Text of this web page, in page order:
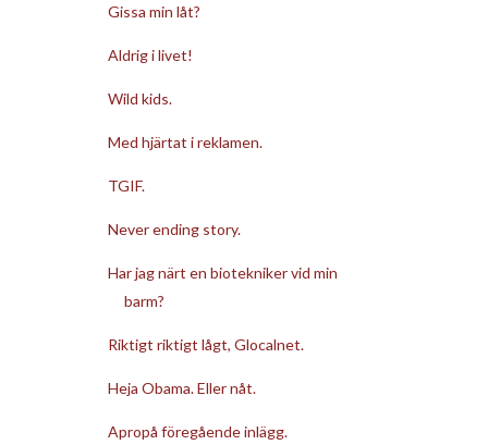
Gissa min låt?
Aldrig i livet!
Wild kids.
Med hjärtat i reklamen.
TGIF.
Never ending story.
Har jag närt en biotekniker vid min
barm?
Riktigt riktigt lågt, Glocalnet.
Heja Obama. Eller nåt.
Apropå föregående inlägg.